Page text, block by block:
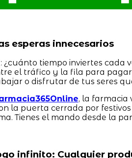
esperas innecesarios
¿cuánto tiempo inviertes cada
el tráfico y la fila para
o disfrutar de tus seres
, la farmacia
la puerta cerrada por
Tienes el mando desde la
infinito: Cualquier